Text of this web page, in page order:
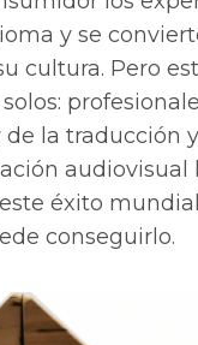
y se
cultura. Pero
la traducción
audiovisual
éxito
conseguirlo.